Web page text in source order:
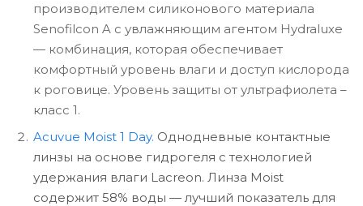
производителем силиконового материала
Senofilcon A с увлажняющим агентом Hydraluxe
— комбинация, которая обеспечивает
комфортный уровень влаги и доступ кислорода
к роговице. Уровень защиты от ультрафиолета –
класс 1.
Acuvue Moist 1 Day. Однодневные контактные
линзы на основе гидрогеля с технологией
удержания влаги Lacreon. Линза Moist
содержит 58% воды — лучший показатель для